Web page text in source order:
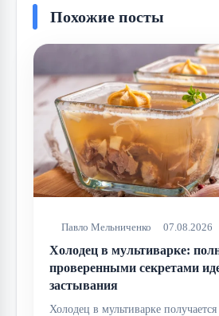
Похожие посты
Павло Мельниченко 07.08.2026
Холодец в мультиварке:
проверенными секретами
застывания
Холодец в мультиварке